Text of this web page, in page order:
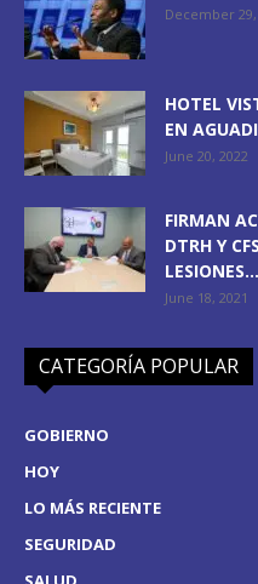
December 29,
HOTEL
EN
June 20, 2022
FIRMAN
DTRH Y
LESIONES...
June 18, 2021
CATEGORÍA POPULAR
GOBIERNO
HOY
LO MÁS RECIENTE
SEGURIDAD